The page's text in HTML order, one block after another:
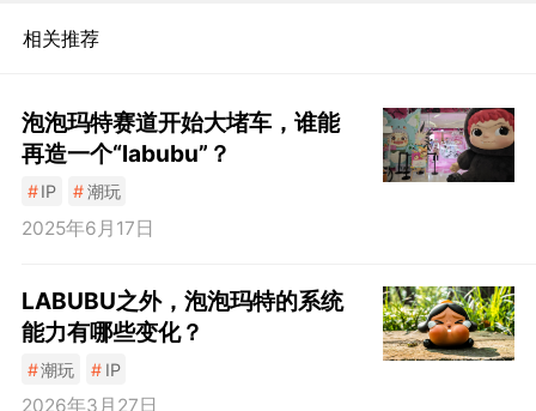
相关推荐
泡泡玛特赛道开始大堵车，谁能
再造一个“labubu”？
#IP #潮玩
2025年6月17日
LABUBU之外，泡泡玛特的系统
能力有哪些变化？
#潮玩 # IP
2026年3月27日